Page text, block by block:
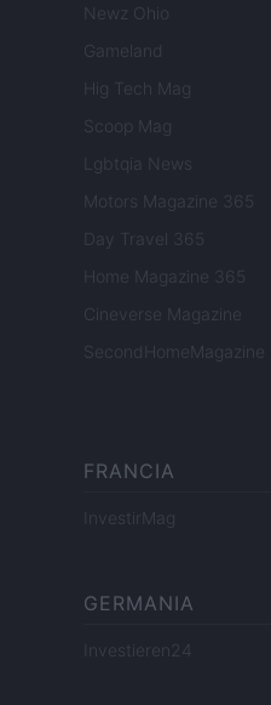
Newz Ohio
Gameland
Hig Tech Mag
Scoop Mag
Lgbtqia News
Motors Magazine 365
Day Travel 365
Home Magazine 365
Cineverse Magazine
SecondHomeMagazine
FRANCIA
InvestirMag
GERMANIA
Investieren24